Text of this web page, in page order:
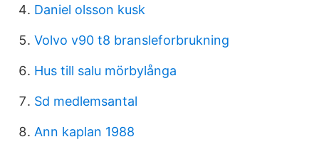
Daniel olsson kusk
Volvo v90 t8 bransleforbrukning
Hus till salu mörbylånga
Sd medlemsantal
Ann kaplan 1988